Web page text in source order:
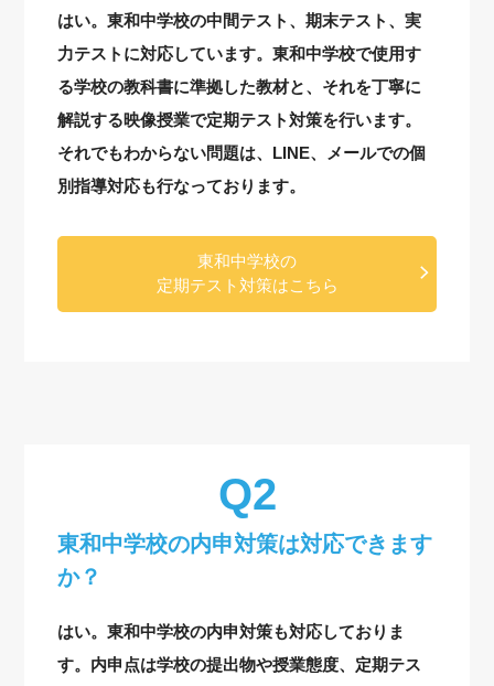
はい。東和中学校の中間テスト、期末テスト、実
力テストに対応しています。東和中学校で使用す
る学校の教科書に準拠した教材と、それを丁寧に
解説する映像授業で定期テスト対策を行います。
それでもわからない問題は、LINE、メールでの個
別指導対応も行なっております。
東和中学校の
定期テスト対策はこちら
東和中学校の内申対策は対応できます
か？
はい。東和中学校の内申対策も対応しておりま
す。内申点は学校の提出物や授業態度、定期テス